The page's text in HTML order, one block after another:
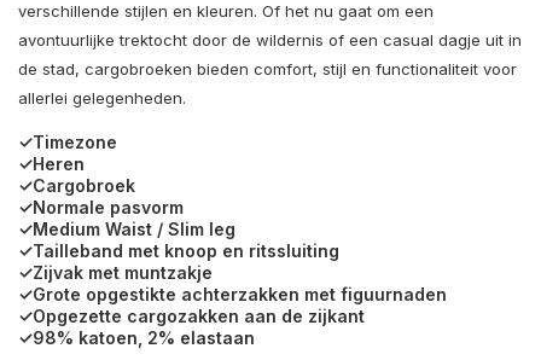
verschillende stijlen en kleuren. Of het nu gaat om een
avontuurlijke trektocht door de wildernis of een casual dagje uit in
de stad, cargobroeken bieden comfort, stijl en functionaliteit voor
allerlei gelegenheden.
✓Timezone
✓Heren
✓Cargobroek
✓Normale pasvorm
✓Medium Waist / Slim leg
✓Tailleband met knoop en ritssluiting
✓Zijvak met muntzakje
✓Grote opgestikte achterzakken met figuurnaden
✓Opgezette cargozakken aan de zijkant
✓98% katoen, 2% elastaan